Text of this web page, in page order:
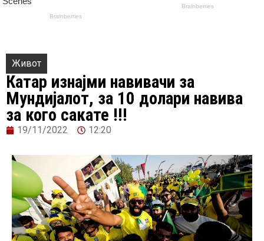
Живот
Катар изнајми навивачи за
Мундијалот, за 10 долари навива
за кого сакате !!!
19/11/2022 12:20